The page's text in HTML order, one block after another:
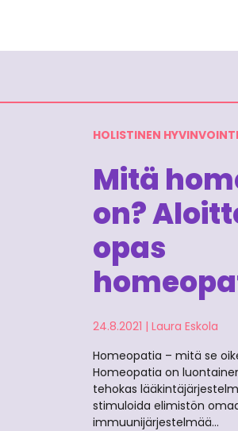
HOLISTINEN HYVINVOINTI
Mitä
on?
opas
24.8.2021 | Laura Eskola
Homeopatia – mitä se
Homeopatia on
tehokas
stimuloida elimistön
immuunijärjestelmää…